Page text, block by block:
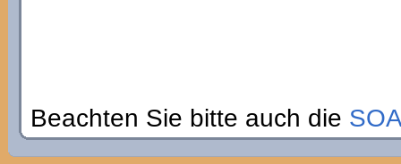
Beachten Sie bitte auch die